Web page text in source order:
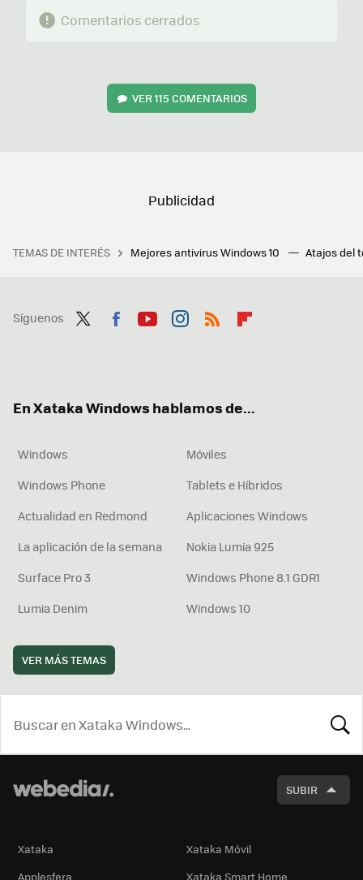
Comentarios cerrados
VER115 COMENTARIOS
TEMAS DE INTERÉS Mejores antivirus Windows 10 Atajos del
Síguenos
En Xataka Windows hablamos de...
Windows
Móviles
Windows Phone
Tablets e Híbridos
Actualidad en Redmond
Aplicaciones Windows
La aplicación de la semana
Nokia Lumia 925
Surface Pro 3
Windows Phone 8.1 GDR1
Lumia Denim
Windows 10
VER MÁS TEMAS
SUBIR
Xataka
Xataka Móvil
Applesfera
Xataka Smart Home